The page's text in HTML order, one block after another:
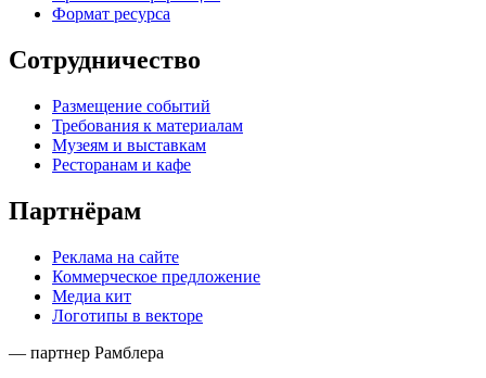
Формат ресурса
Сотрудничество
Размещение событий
Требования к материалам
Музеям и выставкам
Ресторанам и кафе
Партнёрам
Реклама на сайте
Коммерческое предложение
Медиа кит
Логотипы в векторе
— партнер Рамблера